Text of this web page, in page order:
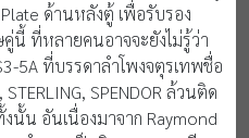
ด้านหลังตู้ เพื่อรับรอง
นี้ ที่หลายคนอาจจะยังไม่รู้ว่า
5A ที่บรรดาลำโพงจตุรเทพชื่อ
STERLING, SPENDOR ล้วนติด
นั้น อันเนื่องมาจาก Raymond